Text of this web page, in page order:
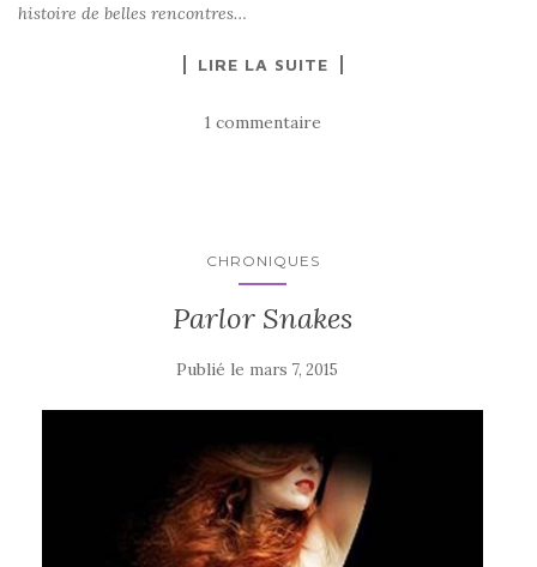
histoire de belles rencontres…
LIRE LA SUITE
1 commentaire
CHRONIQUES
Parlor Snakes
Publié le mars 7, 2015